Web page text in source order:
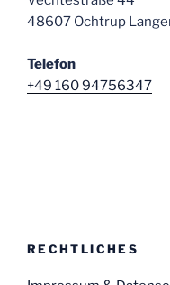
48607 Ochtrup
Telefon
+49 160 94756347
RECHTLICHES